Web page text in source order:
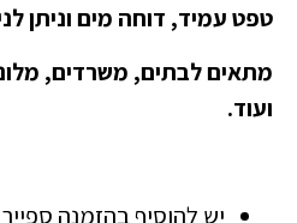
טפט עמיד, דוחה מים וניתן
מתאים לבתים, משרדים,
ועוד.